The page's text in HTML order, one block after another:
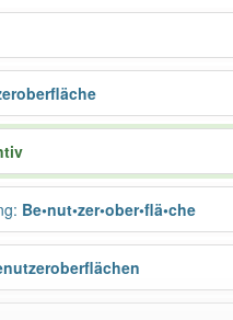
: Be•nut•zer•ober•flä•che